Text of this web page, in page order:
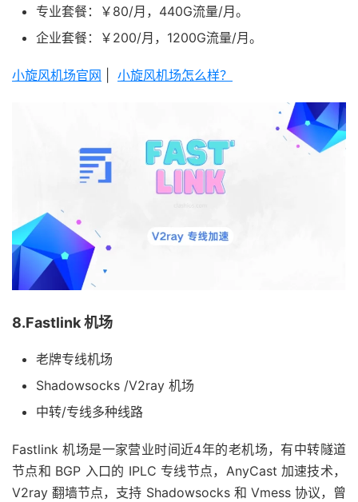
专业套餐：￥80/月，440G流量/月。
企业套餐：￥200/月，1200G流量/月。
小旋风机场官网 小旋风机场怎么样？
8.Fastlink 机场
老牌专线机场
Shadowsocks /V2ray 机场
中转/专线多种线路
Fastlink 机场是一家营业时间近4年的老机场，有中转隧道
节点和 BGP 入口的 IPLC 专线节点，AnyCast 加速技术，
V2ray 翻墙节点，支持 Shadowsocks 和 Vmess 协议，曾